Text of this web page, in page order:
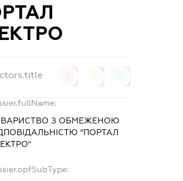
З ОБМЕЖЕНОЮ
"ПОРТАЛ